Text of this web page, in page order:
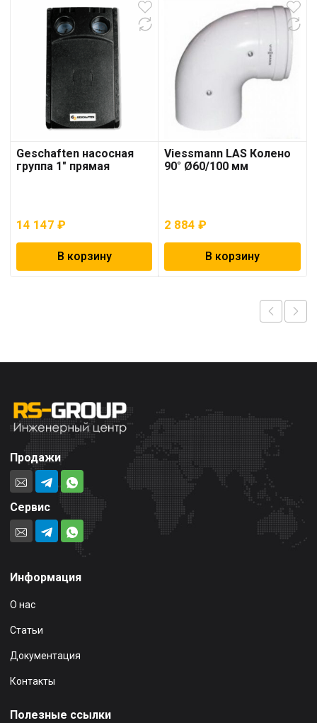
Geschaften насосная
группа 1″ прямая
14 147 ₽
В корзину
Viessmann LAS Колено
90° Ø60/100 мм
2 884₽
В корзину
Продажи
Сервис
Информация
О нас
Статьи
Документация
Контакты
Полезные ссылки